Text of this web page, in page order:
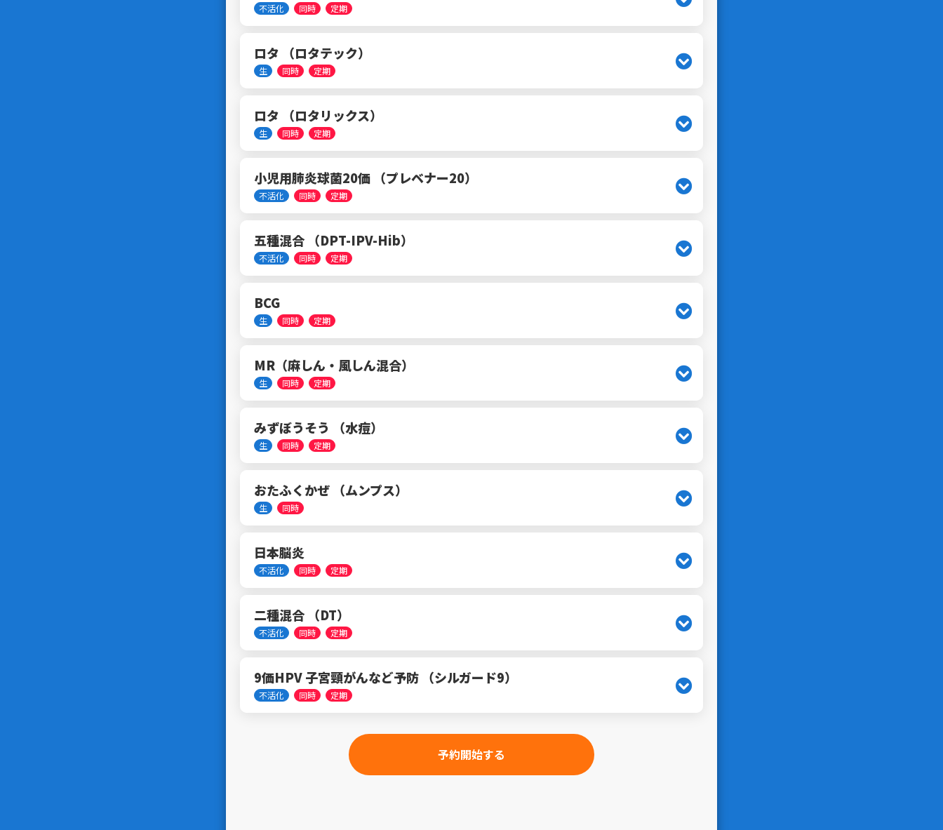
不活化 同時 定期
ロタ （ロタテック）
生 同時 定期
ロタ （ロタリックス）
生 同時 定期
小児用肺炎球菌20価 （プレベナー20）
不活化 同時 定期
五種混合 （DPT-IPV-Hib）
不活化 同時 定期
BCG
生 同時 定期
MR（麻しん・風しん混合）
生 同時 定期
みずぼうそう （水痘）
生 同時 定期
おたふくかぜ （ムンプス）
生 同時
日本脳炎
不活化 同時 定期
二種混合 （DT）
不活化 同時 定期
9価HPV 子宮頸がんなど予防 （シルガード9）
不活化 同時 定期
予約開始する